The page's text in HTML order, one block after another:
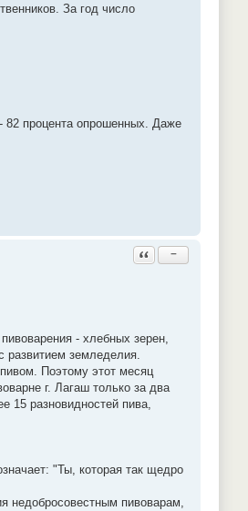
За год число
82 процента опрошенных. Даже
Ответить с цитатой
−
- хлебных зерен,
развитием земледелия.
Поэтому этот месяц
г. Лагаш только за два
15 разновидностей пива,
"Ты, которая так щедро
недобросовестным пивоварам,